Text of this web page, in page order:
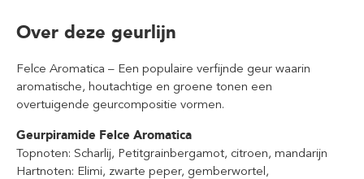
Over deze geurlijn
Felce Aromatica – Een populaire verfijnde geur waarin
aromatische, houtachtige en groene tonen een
overtuigende geurcompositie vormen.
Geurpiramide Felce Aromatica
Topnoten: Scharlij, Petitgrainbergamot, citroen, mandarijn
Hartnoten: Elimi, zwarte peper, gemberwortel,